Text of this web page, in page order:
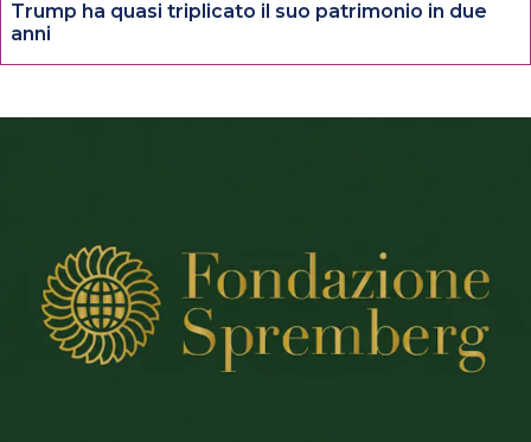
Trump ha quasi triplicato il suo patrimonio in due
anni